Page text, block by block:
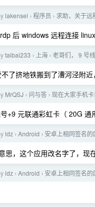
lakensei › 程序员 › 求助，关于远
后 windows 远程连接
taibai233 › 上海 › 老哥们， 9 号
了挤地铁搬到了漕河泾附
MrQSJ › 问与答 › 现在大家手机
+9 元联通彩虹卡（ 20G 通
ldz › Android › 安卓上相同签名的
思，这个应用改名字了，现
ldz › Android › 安卓上相同签名的